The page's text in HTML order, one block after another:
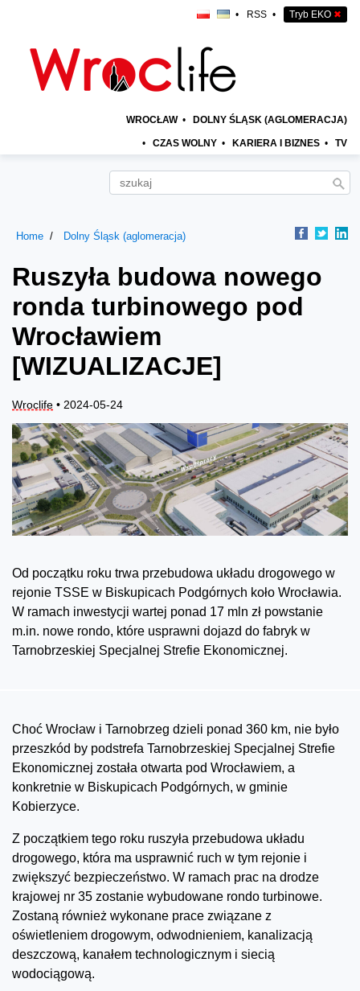
• RSS • Tryb EKO ✖
WROCŁAW • DOLNY ŚLĄSK (AGLOMERACJA)
• CZAS WOLNY • KARIERA I BIZNES • TV
Home Dolny Śląsk (aglomeracja)
Ruszyła budowa nowego
ronda turbinowego pod
Wrocławiem
[WIZUALIZACJE]
Wroclife • 2024-05-24
Od początku roku trwa przebudowa układu drogowego w
rejonie TSSE w Biskupicach Podgórnych koło Wrocławia.
W ramach inwestycji wartej ponad 17 mln zł powstanie
m.in. nowe rondo, które usprawni dojazd do fabryk w
Tarnobrzeskiej Specjalnej Strefie Ekonomicznej.
Choć Wrocław i Tarnobrzeg dzieli ponad 360 km, nie było
przeszkód by podstrefa Tarnobrzeskiej Specjalnej Strefie
Ekonomicznej została otwarta pod Wrocławiem, a
konkretnie w Biskupicach Podgórnych, w gminie
Kobierzyce.
Z początkiem tego roku ruszyła przebudowa układu
drogowego, która ma usprawnić ruch w tym rejonie i
zwiększyć bezpieczeństwo. W ramach prac na drodze
krajowej nr 35 zostanie wybudowane rondo turbinowe.
Zostaną również wykonane prace związane z
oświetleniem drogowym, odwodnieniem, kanalizacją
deszczową, kanałem technologicznym i siecią
wodociągową.